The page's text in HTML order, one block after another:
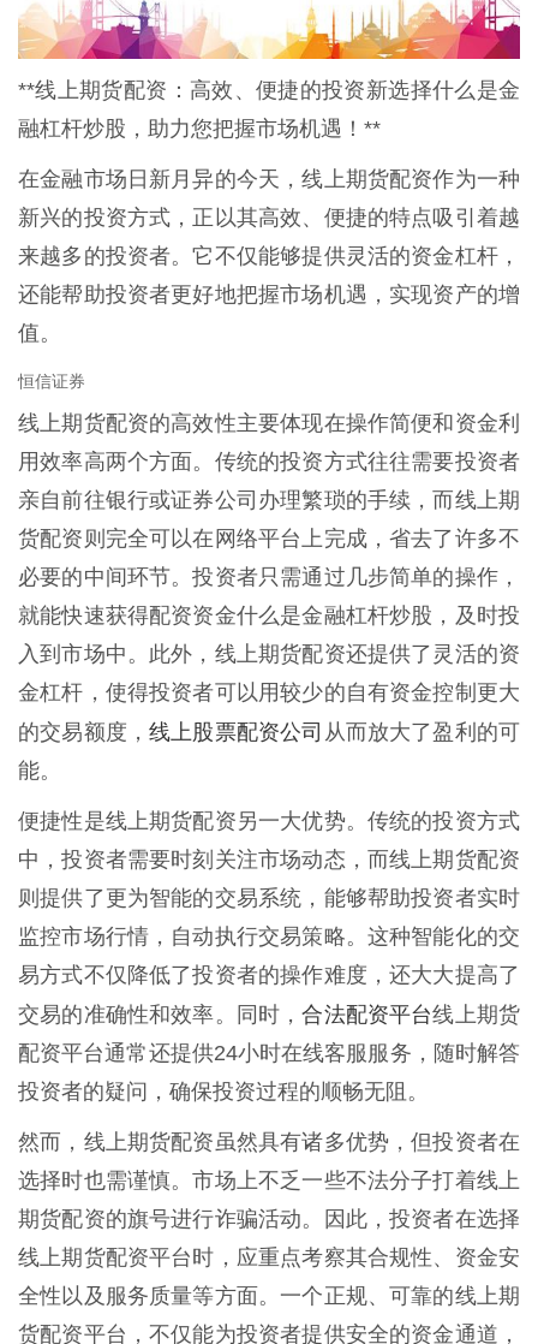
**线上期货配资：高效、便捷的投资新选择什么是金
融杠杆炒股，助力您把握市场机遇！**
在金融市场日新月异的今天，线上期货配资作为一种
新兴的投资方式，正以其高效、便捷的特点吸引着越
来越多的投资者。它不仅能够提供灵活的资金杠杆，
还能帮助投资者更好地把握市场机遇，实现资产的增
值。
恒信证券
线上期货配资的高效性主要体现在操作简便和资金利
用效率高两个方面。传统的投资方式往往需要投资者
亲自前往银行或证券公司办理繁琐的手续，而线上期
货配资则完全可以在网络平台上完成，省去了许多不
必要的中间环节。投资者只需通过几步简单的操作，
就能快速获得配资资金什么是金融杠杆炒股，及时投
入到市场中。此外，线上期货配资还提供了灵活的资
金杠杆，使得投资者可以用较少的自有资金控制更大
的交易额度，线上股票配资公司 从而放大了盈利的可
能。
便捷性是线上期货配资另一大优势。传统的投资方式
中，投资者需要时刻关注市场动态，而线上期货配资
则提供了更为智能的交易系统，能够帮助投资者实时
监控市场行情，自动执行交易策略。这种智能化的交
易方式不仅降低了投资者的操作难度，还大大提高了
交易的准确性和效率。同时，合法配资平台线上期货
配资平台通常还提供24小时在线客服服务，随时解答
投资者的疑问，确保投资过程的顺畅无阻。
然而，线上期货配资虽然具有诸多优势，但投资者在
选择时也需谨慎。市场上不乏一些不法分子打着线上
期货配资的旗号进行诈骗活动。因此，投资者在选择
线上期货配资平台时，应重点考察其合规性、资金安
全性以及服务质量等方面。一个正规、可靠的线上期
货配资平台，不仅能为投资者提供安全的资金通道，